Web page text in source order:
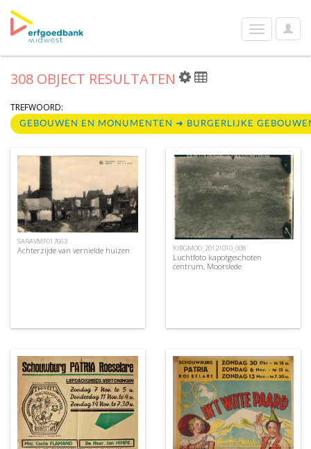
User
Toggle
navigation
308 OBJECT RESULTATEN
TREFWOORD:
GEBOUWEN EN MONUMENTEN ➜ BURGERLIJKE
SARAVMF017663
Achterzijde van vernielde huizen KIBGMOO_20121010_008
Luchtfoto kapotgeschoten
centrum, Moorslede